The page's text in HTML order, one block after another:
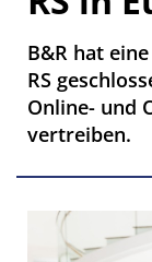
B&R hat
RS
Online- und
vertreiben.